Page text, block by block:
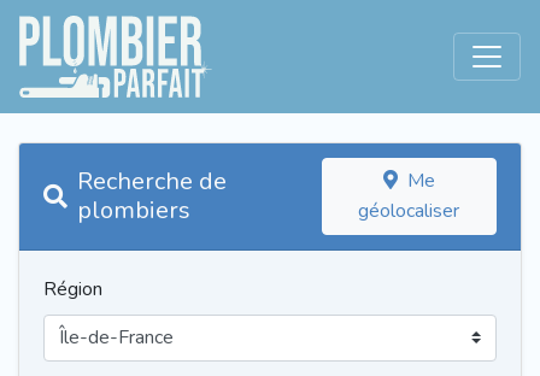
Recherche de
plombiers
Me
géolocaliser
Région